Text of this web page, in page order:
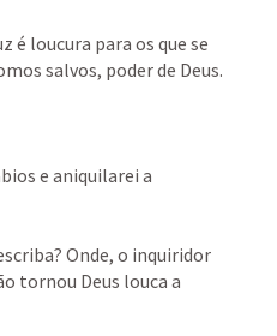
é loucura para os que se
salvos, poder de Deus.
e aniquilarei a
Onde, o inquiridor
tornou Deus louca a